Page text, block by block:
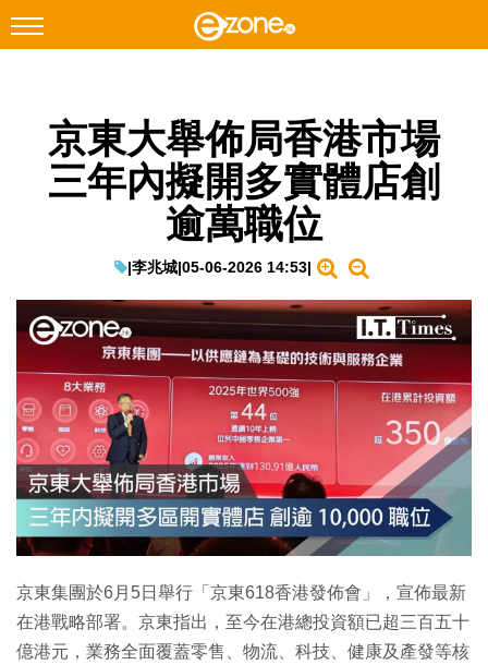
Facebook Instagram
科技焦點
教學評測
EduTech
IT Times
生成式AI與雲端應用
Enterprise Digital Transformation
特集
京東大舉佈局香港市場
三年內擬開多實體店創
逾萬職位
|李兆城|05-06-2026 14:53|
京東集團於6月5日舉行「京東618香港發佈會」，宣佈最新
在港戰略部署。京東指出，至今在港總投資額已超三百五十
億港元，業務全面覆蓋零售、物流、科技、健康及產發等核